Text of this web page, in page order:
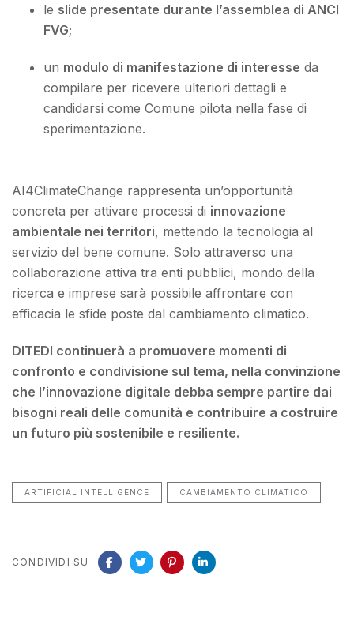
le slide presentate durante l’assemblea di ANCI
FVG;
un modulo di manifestazione di interesse da
compilare per ricevere ulteriori dettagli e
candidarsi come Comune pilota nella fase di
sperimentazione.
AI4ClimateChange rappresenta un’opportunità
concreta per attivare processi di innovazione
ambientale nei territori, mettendo la tecnologia al
servizio del bene comune. Solo attraverso una
collaborazione attiva tra enti pubblici, mondo della
ricerca e imprese sarà possibile affrontare con
efficacia le sfide poste dal cambiamento climatico.
DITEDI continuerà a promuovere momenti di
confronto e condivisione sul tema, nella convinzione
che l’innovazione digitale debba sempre partire dai
bisogni reali delle comunità e contribuire a costruire
un futuro più sostenibile e resiliente.
ARTIFICIAL INTELLIGENCE CAMBIAMENTO CLIMATICO
CONDIVIDI SU